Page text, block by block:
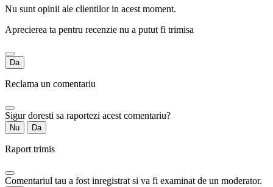
Nu sunt opinii ale clientilor in acest moment.
Aprecierea ta pentru recenzie nu a putut fi trimisa
Da
Reclama un comentariu
Sigur doresti sa raportezi acest comentariu?
Nu Da
Raport trimis
Comentariul tau a fost inregistrat si va fi examinat de un moderator.